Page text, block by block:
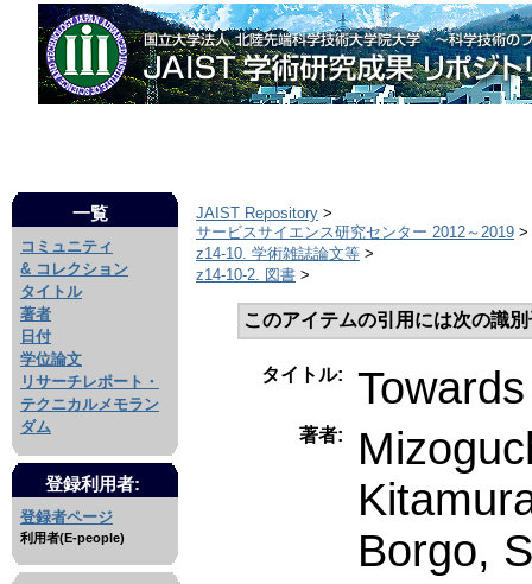
一覧
コミュニティ
& コレクション
タイトル
著者
日付
学位論文
リサーチレポート・
テクニカルメモラン
ダム
登録利用者:
登録者ページ
利用者(E-people)
JAIST Repository >
サービスサイエンス研究センター 2012～2019 >
z14-10. 学術雑誌論文等 >
z14-10-2. 図書 >
このアイテムの引用には次の識
タイトル:
著者:
Borgo,